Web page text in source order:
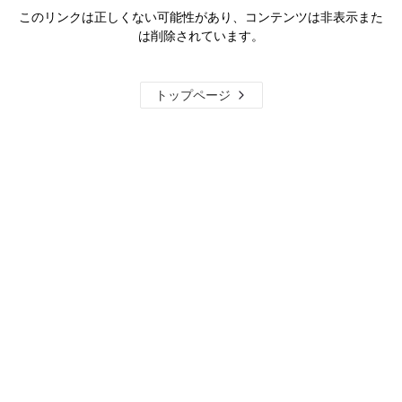
このリンクは正しくない可能性があり、コンテンツは非表示また
は削除されています。
トップページ